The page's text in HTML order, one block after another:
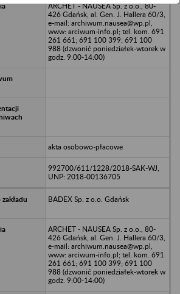
ARCHET - NAUSEA Sp. z o.o., 80-
426 Gdańsk, al. Gen. J. Hallera 60/3,
e-mail: archiwum.nausea@wp.pl,
www: arciwum-info.pl; tel. kom. 691
261 661; 691 100 399; 691 100
988 (dzwonić poniedziałek-wtorek w
godz. 9:00-14:00)
akta osobowo-płacowe
992700/611/1228/2018-SAK-WJ,
UNP: 2018-00136705
BADEX Sp. z o.o. Gdańsk
ARCHET - NAUSEA Sp. z o.o., 80-
426 Gdańsk, al. Gen. J. Hallera 60/3,
e-mail: archiwum.nausea@wp.pl,
www: arciwum-info.pl; tel. kom. 691
261 661; 691 100 399; 691 100
988 (dzwonić poniedziałek-wtorek w
godz. 9:00-14:00)